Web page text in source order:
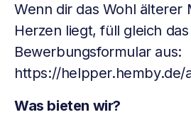
Wenn dir das Wohl älterer
Herzen liegt, füll gleich
Bewerbungsformular aus:
https://helpper.hemby.de/
Was bieten wir?